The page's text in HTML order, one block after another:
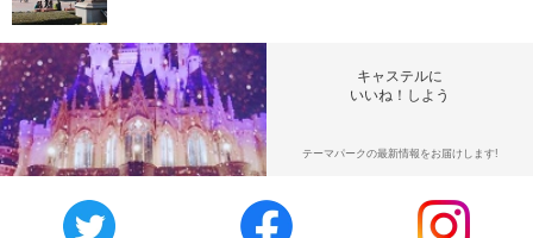
キャステルに
いいね！しよう
テーマパークの最新情報をお届けします!